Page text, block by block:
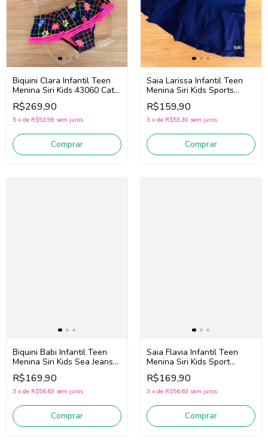
Biquini Clara Infantil Teen
Menina Siri Kids 43060 Cats
(Preto / Rosa)
R$269,90
5 x de R$53,98 sem juros
Comprar
Saia Larissa Infantil Teen
Menina Siri Kids Sports
Trilobal 44038 (Marinho)
R$159,90
3 x de R$53,30 sem juros
Comprar
Biquini Babi Infantil Teen
Menina Siri Kids Sea Jeans
43067 (Azul)
R$169,90
3 x de R$56,63 sem juros
Comprar
Saia Flavia Infantil Teen
Menina Siri Kids Sport
Beach Tennis 44770
(Rosa/Branco)
R$169,90
3 x de R$56,63 sem juros
Comprar